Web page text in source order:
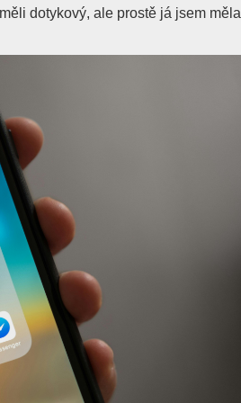
dotykový, ale prostě já jsem měla